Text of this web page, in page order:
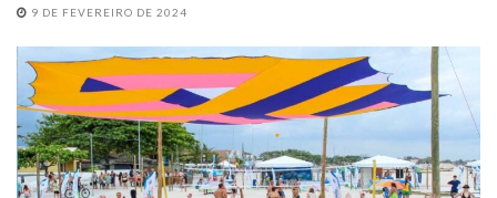
9 DE FEVEREIRO DE 2024